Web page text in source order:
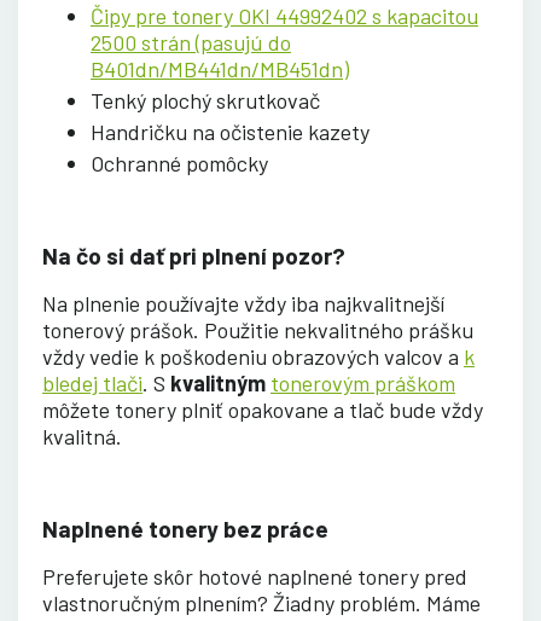
Čipy pre tonery OKI 44992402 s kapacitou
2500 strán (pasujú do
B401dn/MB441dn/MB451dn)
Tenký plochý skrutkovač
Handričku na očistenie kazety
Ochranné pomôcky
Na čo si dať pri plnení pozor?
Na plnenie používajte vždy iba najkvalitnejší
tonerový prášok. Použitie nekvalitného prášku
vždy vedie k poškodeniu obrazových valcov a k
bledej tlači. S kvalitným tonerovým práškom
môžete tonery plniť opakovane a tlač bude vždy
kvalitná.
Naplnené tonery bez práce
Preferujete skôr hotové naplnené tonery pred
vlastnoručným plnením? Žiadny problém. Máme